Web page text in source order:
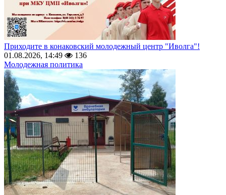
Приходите в конаковский молодежный центр "Иволга"!
01.08.2026, 14:49
136
Молодежная политика